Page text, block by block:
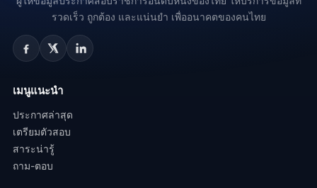
รวดเร็ว ถูกต้อง และแน่นยำ เพื่ออนาคตของคนไทย
เมนูแนะนำ
ประกาศล่าสุด
เตรียมตัวสอบ
สาระน่ารู้
ถาม-ตอบ